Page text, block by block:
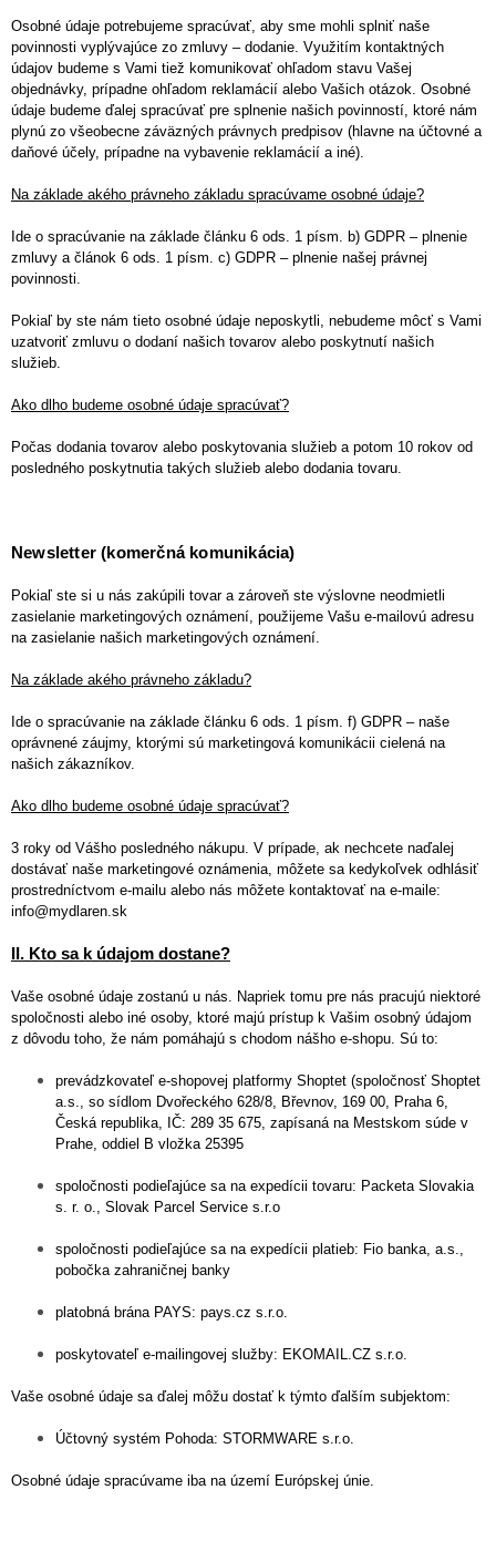
Osobné údaje potrebujeme spracúvať, aby sme mohli splniť naše
povinnosti vyplývajúce zo zmluvy – dodanie. Využitím kontaktných
údajov budeme s Vami tiež komunikovať ohľadom stavu Vašej
objednávky, prípadne ohľadom reklamácií alebo Vašich otázok. Osobné
údaje budeme ďalej spracúvať pre splnenie našich povinností, ktoré nám
plynú zo všeobecne záväzných právnych predpisov (hlavne na účtovné a
daňové účely, prípadne na vybavenie reklamácií a iné).
Na základe akého právneho základu spracúvame osobné údaje?
Ide o spracúvanie na základe článku 6 ods. 1 písm. b) GDPR – plnenie
zmluvy a článok 6 ods. 1 písm. c) GDPR – plnenie našej právnej
povinnosti.
Pokiaľ by ste nám tieto osobné údaje neposkytli, nebudeme môcť s Vami
uzatvoriť zmluvu o dodaní našich tovarov alebo poskytnutí našich
služieb.
Ako dlho budeme osobné údaje spracúvať?
Počas dodania tovarov alebo poskytovania služieb a potom 10 rokov od
posledného poskytnutia takých služieb alebo dodania tovaru.
Newsletter (komerčná komunikácia)
Pokiaľ ste si u nás zakúpili tovar a zároveň ste výslovne neodmietli
zasielanie marketingových oznámení, použijeme Vašu e-mailovú adresu
na zasielanie našich marketingových oznámení.
Na základe akého právneho základu?
Ide o spracúvanie na základe článku 6 ods. 1 písm. f) GDPR – naše
oprávnené záujmy, ktorými sú marketingová komunikácii cielená na
našich zákazníkov.
Ako dlho budeme osobné údaje spracúvať?
3 roky od Vášho posledného nákupu. V prípade, ak nechcete naďalej
dostávať naše marketingové oznámenia, môžete sa kedykoľvek odhlásiť
prostredníctvom e-mailu alebo nás môžete kontaktovať na e-maile:
info@mydlaren.sk
II. Kto sa k údajom dostane?
Vaše osobné údaje zostanú u nás. Napriek tomu pre nás pracujú niektoré
spoločnosti alebo iné osoby, ktoré majú prístup k Vašim osobný údajom
z dôvodu toho, že nám pomáhajú s chodom nášho e-shopu. Sú to:
prevádzkovateľ e-shopovej platformy Shoptet (spoločnosť Shoptet
a.s., so sídlom Dvořeckého 628/8, Břevnov, 169 00, Praha 6,
Česká republika, IČ: 289 35 675, zapísaná na Mestskom súde v
Prahe, oddiel B vložka 25395
spoločnosti podieľajúce sa na expedícii tovaru: Packeta Slovakia
s. r. o., Slovak Parcel Service s.r.o
spoločnosti podieľajúce sa na expedícii platieb: Fio banka, a.s.,
pobočka zahraničnej banky
platobná brána PAYS: pays.cz s.r.o.
poskytovateľ e-mailingovej služby: EKOMAIL.CZ s.r.o.
Vaše osobné údaje sa ďalej môžu dostať k týmto ďalším subjektom:
Účtovný systém Pohoda: STORMWARE s.r.o.
Osobné údaje spracúvame iba na území Európskej únie.